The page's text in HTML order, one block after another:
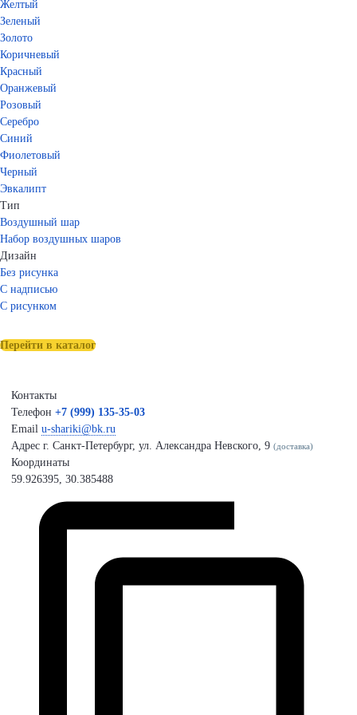
Желтый
Зеленый
Золото
Коричневый
Красный
Оранжевый
Розовый
Серебро
Синий
Фиолетовый
Черный
Эвкалипт
Тип
Воздушный шар
Набор воздушных шаров
Дизайн
Без рисунка
С надписью
С рисунком
Перейти в каталог
Контакты
Телефон +7 (999) 135-35-03
Email u-shariki@bk.ru
Адрес г. Санкт-Петербург, ул. Александра Невского, 9 (доставка)
Координаты
59.926395, 30.385488